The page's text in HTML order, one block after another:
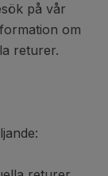
på vår
om
returer.